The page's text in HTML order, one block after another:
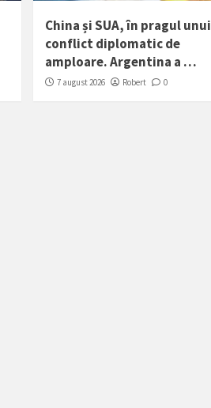
China și SUA, în pragul unui
conflict diplomatic de
amploare. Argentina a …
7 august 2026 Robert 0